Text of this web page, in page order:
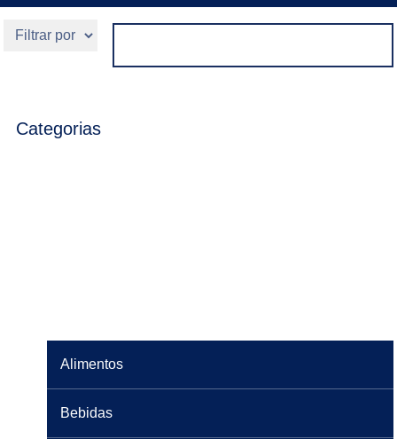
Categorias
Alimentos
Bebidas